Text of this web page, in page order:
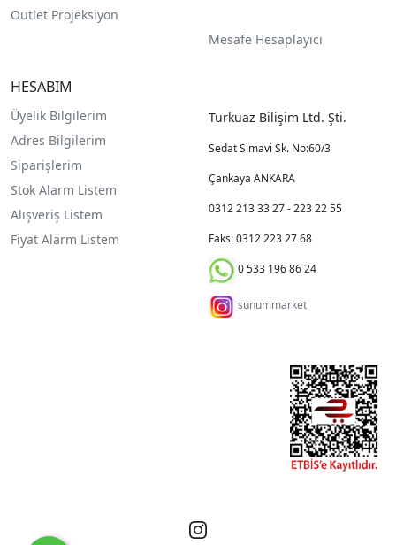
Outlet Projeksiyon
Mesafe Hesaplayıcı
HESABIM
Üyelik Bilgilerim
Adres Bilgilerim
Siparişlerim
Stok Alarm Listem
Alışveriş Listem
Fiyat Alarm Listem
Turkuaz Bilişim Ltd. Şti.
Sedat Simavi Sk. No:60/3
Çankaya ANKARA
0312 213 33 27 - 223 22 55
Faks: 0312 223 27 68
0 533 196 86 24
sunummarket